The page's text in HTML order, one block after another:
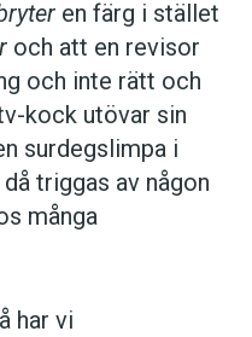
en färg i stället
och att en revisor
och inte rätt och
kock utövar sin
surdegslimpa i
då triggas av någon
många
har vi